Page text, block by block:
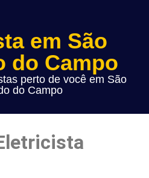
em São
do Campo
perto de você em São
do Campo